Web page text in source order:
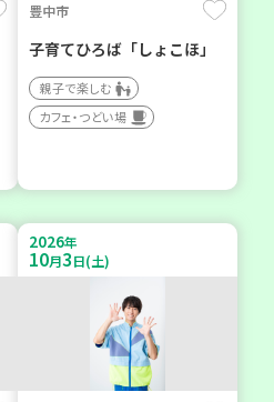
豊中市
子育てひろば「しょこほ」
親子で楽しむ
カフェ・つどい場
2026年
10月3日(土)